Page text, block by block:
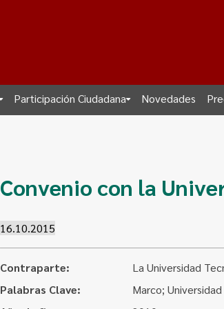
Participación Ciudadana Novedades
Convenio con la
16.10.2015
Contraparte:
La Universidad
Palabras Clave:
Marco;